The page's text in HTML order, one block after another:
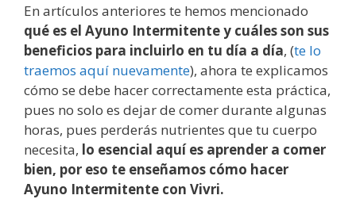
En artículos anteriores te hemos mencionado
qué es el Ayuno Intermitente y cuáles son sus
beneficios para incluirlo en tu día a día, (te lo
traemos aquí nuevamente), ahora te explicamos
cómo se debe hacer correctamente esta práctica,
pues no solo es dejar de comer durante algunas
horas, pues perderás nutrientes que tu cuerpo
necesita, lo esencial aquí es aprender a comer
bien, por eso te enseñamos cómo hacer
Ayuno Intermitente con Vivri.